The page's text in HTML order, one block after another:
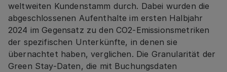
weltweiten Kundenstamm durch. Dabei wurden die
abgeschlossenen Aufenthalte im ersten Halbjahr
2024 im Gegensatz zu den CO2-Emissionsmetriken
der spezifischen Unterkünfte, in denen sie
übernachtet haben, verglichen. Die Granularität der
Green Stay-Daten, die mit Buchungsdaten